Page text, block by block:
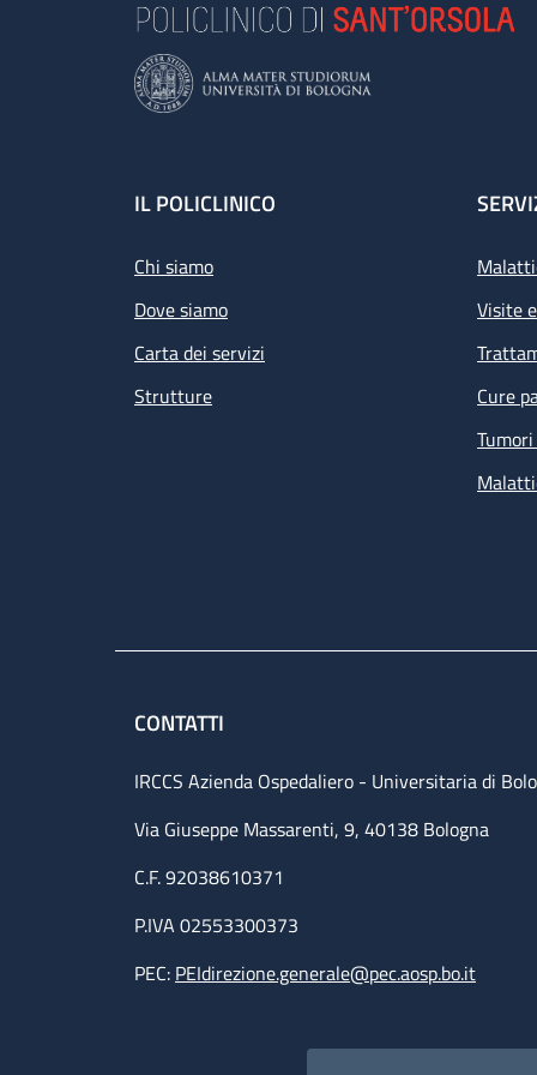
Footer
IL POLICLINICO
Chi siamo
Dove siamo
Carta dei servizi
Strutture
Visite
Cure
CONTATTI
IRCCS Azienda Ospedaliero - Universitaria di
Via Giuseppe Massarenti, 9, 40138 Bologna
C.F. 92038610371
P.IVA 02553300373
PEC: PEIdirezione.generale@pec.aosp.bo.it